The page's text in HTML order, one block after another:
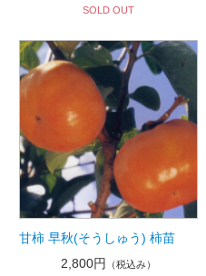
SOLD OUT
甘柿 早秋(そうしゅう) 柿苗
2,800円
（税込み）